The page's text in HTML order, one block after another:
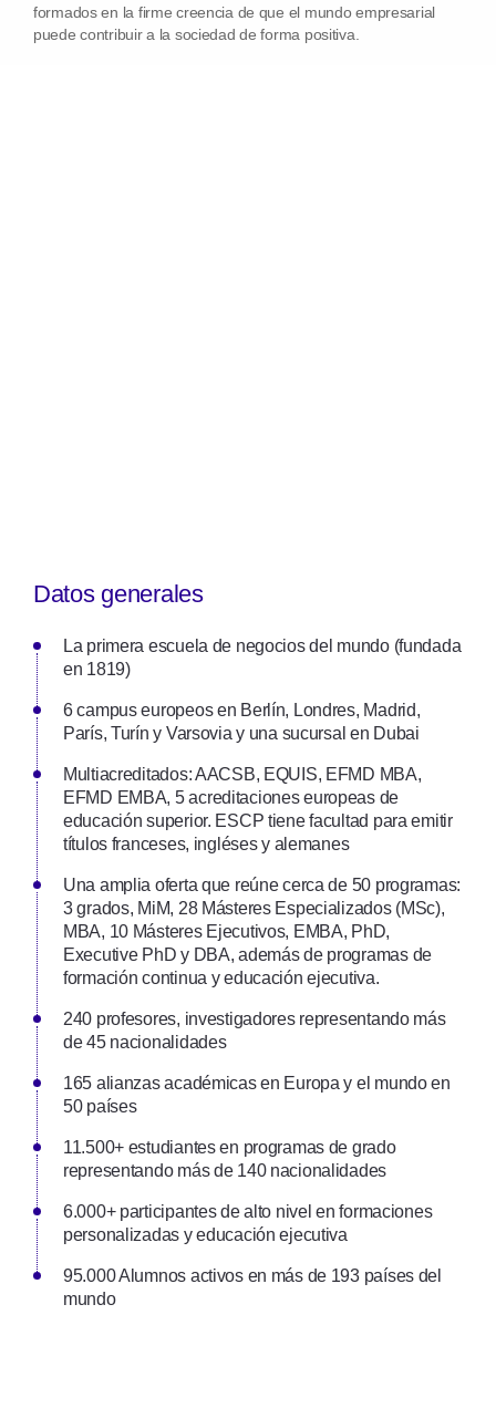
formados en la firme creencia de que el mundo empresarial
puede contribuir a la sociedad de forma positiva.
Datos generales
La primera escuela de negocios del mundo (fundada
en 1819)
6 campus europeos en Berlín, Londres, Madrid,
París, Turín y Varsovia y una sucursal en Dubai
Multiacreditados: AACSB, EQUIS, EFMD MBA,
EFMD EMBA, 5 acreditaciones europeas de
educación superior. ESCP tiene facultad para emitir
títulos franceses, ingléses y alemanes
Una amplia oferta que reúne cerca de 50 programas:
3 grados, MiM, 28 Másteres Especializados (MSc),
MBA, 10 Másteres Ejecutivos, EMBA, PhD,
Executive PhD y DBA, además de programas de
formación continua y educación ejecutiva.
240 profesores, investigadores representando más
de 45 nacionalidades
165 alianzas académicas en Europa y el mundo en
50 países
11.500+ estudiantes en programas de grado
representando más de 140 nacionalidades
6.000+ participantes de alto nivel en formaciones
personalizadas y educación ejecutiva
95.000 Alumnos activos en más de 193 países del
mundo